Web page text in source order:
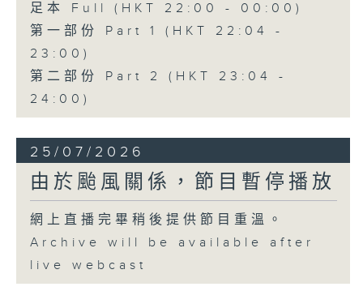
足本 Full (HKT 22:00 - 00:00)
第一部份 Part 1 (HKT 22:04 -
23:00)
第二部份 Part 2 (HKT 23:04 -
24:00)
25/07/2026
由於颱風關係，節目暫停播放
網上直播完畢稍後提供節目重溫。
Archive will be available after
live webcast